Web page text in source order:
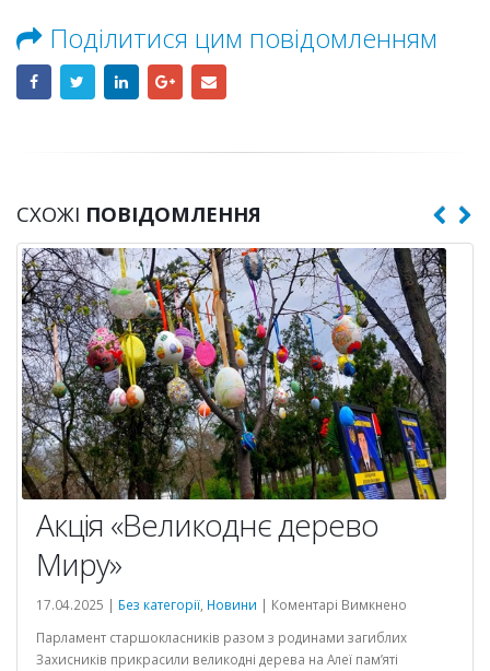
Поділитися цим повідомленням
СХОЖІ ПОВІДОМЛЕННЯ
Акція «Великоднє дерево
Миру»
17.04.2025 | Без категорії, Новини | Коментарі Вимкнено
«Великоднє
Парламент старшокласників разом з родинами загиблих
Захисників прикрасили великодні дерева на Алеї пам’яті